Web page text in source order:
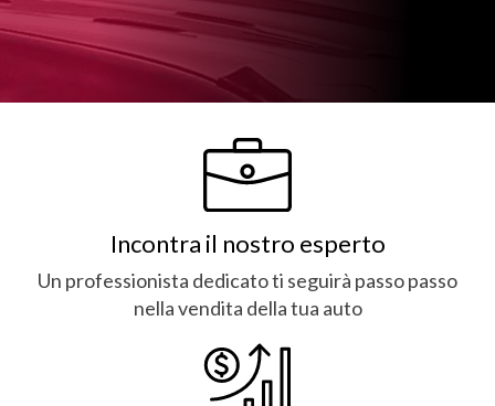
Incontra il nostro esperto
Un professionista dedicato ti seguirà passo passo
nella vendita della tua auto